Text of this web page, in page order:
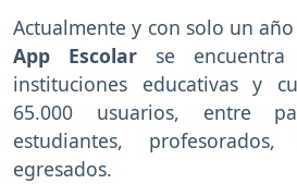
Actualmente y con solo un
App Escolar se
instituciones educativas y
65.000 usuarios, entre
estudiantes,
egresados.